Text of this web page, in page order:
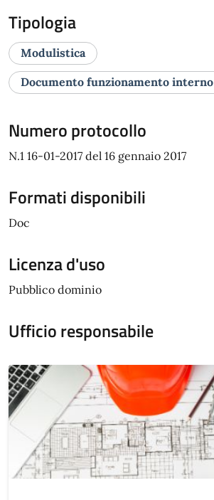
Tipologia
Modulistica
Documento funzionamento interno
Numero protocollo
N.1 16-01-2017 del 16 gennaio 2017
Formati disponibili
Doc
Licenza d'uso
Pubblico dominio
Ufficio responsabile